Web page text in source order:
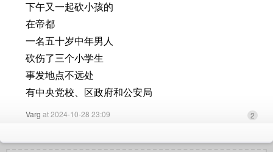
下午又一起砍小孩的
在帝都
一名五十岁中年男人
砍伤了三个小学生
事发地点不远处
有中央党校、区政府和公安局
Varg at 2024-10-28 23:09 2